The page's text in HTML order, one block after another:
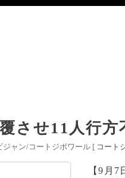
させ11人行
ジャン/コートジボワール [ コート
【9月